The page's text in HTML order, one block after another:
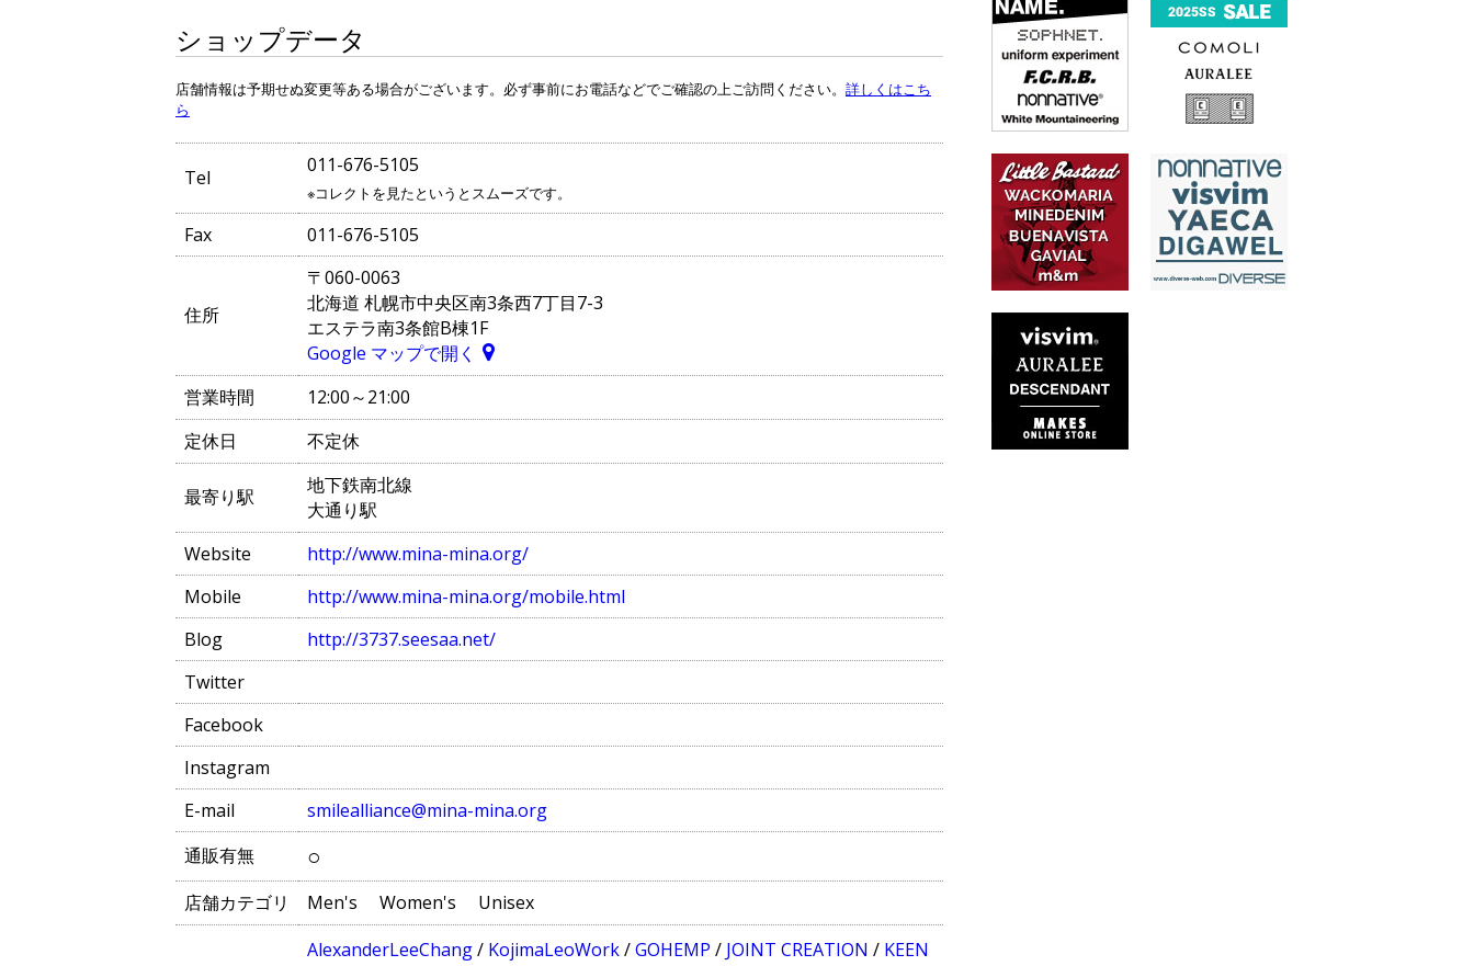
ショップデータ
店舗情報は予期せぬ変更等ある場合がございます。必ず事前にお電話などでご確認の上ご訪問ください。 詳しくはこち
ら
Tel
011-676-5105
※コレクトを見たというとスムーズです。
Fax 011-676-5105
住所
〒060-0063
北海道 札幌市中央区南3条西7丁目7-3
エステラ南3条館B棟1F
Google マップで開く
営業時間
12:00～21:00
定休日
不定休
最寄り駅
地下鉄南北線
大通り駅
Website
http://www.mina-mina.org/
Mobile
http://www.mina-mina.org/mobile.html
Blog
http://3737.seesaa.net/
Twitter
Facebook
Instagram
E-mail
smilealliance@mina-mina.org
通販有無
○
店舗カテゴリ Men's Women's Unisex
AlexanderLeeChang/ KojimaLeoWork/GOHEMP / JOINT CREATION / KEEN